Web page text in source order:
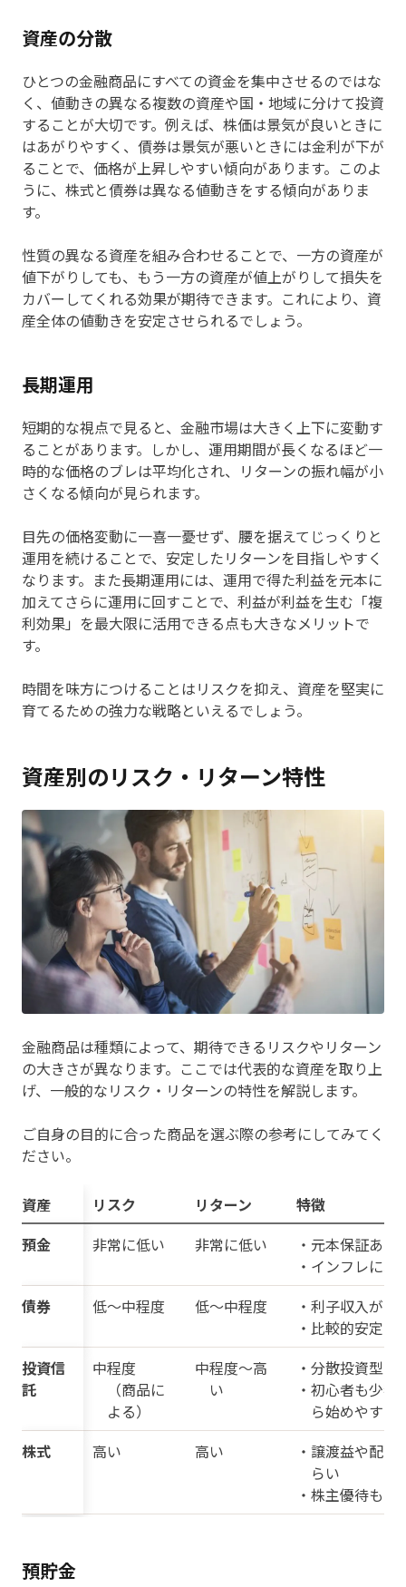
資産の分散
ひとつの金融商品にすべての資金を集中させるのではな
く、値動きの異なる複数の資産や国・地域に分けて投資
することが大切です。例えば、株価は景気が良いときに
はあがりやすく、債券は景気が悪いときには金利が下が
ることで、価格が上昇しやすい傾向があります。このよ
うに、株式と債券は異なる値動きをする傾向がありま
す。
性質の異なる資産を組み合わせることで、一方の資産が
値下がりしても、もう一方の資産が値上がりして損失を
カバーしてくれる効果が期待できます。これにより、資
産全体の値動きを安定させられるでしょう。
長期運用
短期的な視点で見ると、金融市場は大きく上下に変動す
ることがあります。しかし、運用期間が長くなるほど一
時的な価格のブレは平均化され、リターンの振れ幅が小
さくなる傾向が見られます。
目先の価格変動に一喜一憂せず、腰を据えてじっくりと
運用を続けることで、安定したリターンを目指しやすく
なります。また長期運用には、運用で得た利益を元本に
加えてさらに運用に回すことで、利益が利益を生む「複
利効果」を最大限に活用できる点も大きなメリットで
す。
時間を味方につけることはリスクを抑え、資産を堅実に
育てるための強力な戦略といえるでしょう。
資産別のリスク・リターン特性
金融商品は種類によって、期待できるリスクやリターン
の大きさが異なります。ここでは代表的な資産を取り上
げ、一般的なリスク・リターンの特性を解説します。
ご自身の目的に合った商品を選ぶ際の参考にしてみてく
ださい。
資産 リスク リターン
特徴
預金
非常に低い 非常に低い
・元本保証あり
・インフレに弱
債券
低〜中程度 低〜中程度
・利子収入が中
・比較的安定
投資信
託
中程度
（商品に
よる）
中程度〜高
い
・分散投資型
・初心者も少額
ら始めやすい
株式
高い 高い
・譲渡益や配当
らい
・株主優待もあ
預貯金